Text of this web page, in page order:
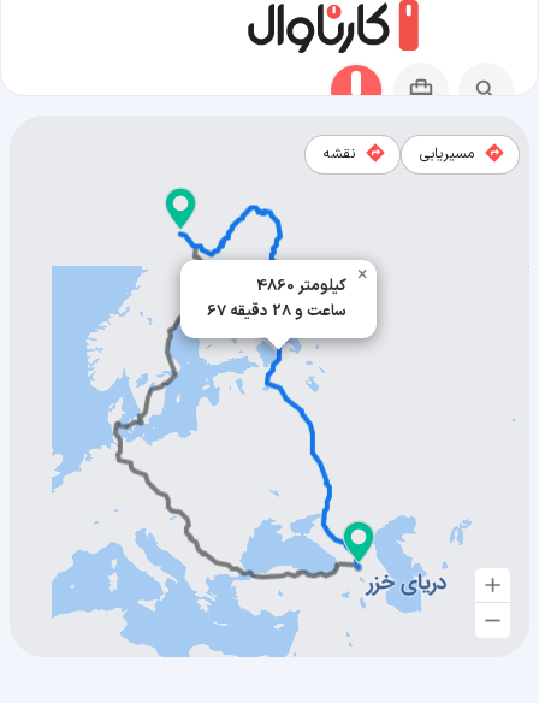
4860 کیلومتر
67 ساعت و 28 دقیقه
×
مسیریابی نقشه
مسیر تفلیس به آبیسکو